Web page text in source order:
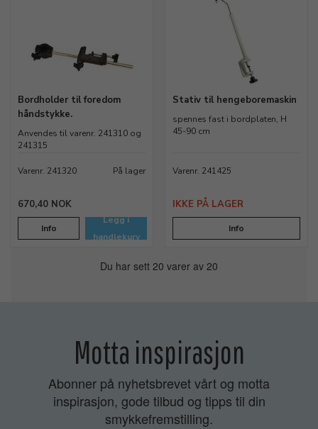
Bordholder til foredom
håndstykke.
Anvendes til varenr. 241310 og
241315
Varenr. 241320 På lager
670,40 NOK
Info
Legg i
handlekurv
Stativ til hengeboremaskin
spennes fast i bordplaten, H
45-90 cm
Varenr. 241425
IKKE PÅ LAGER
Info
Du har sett 20 varer av 20
Motta inspirasjon
Abonner på nyhetsbrevet vårt og motta
inspirasjon, gode tilbud og tipps til din
smykkefremstilling.